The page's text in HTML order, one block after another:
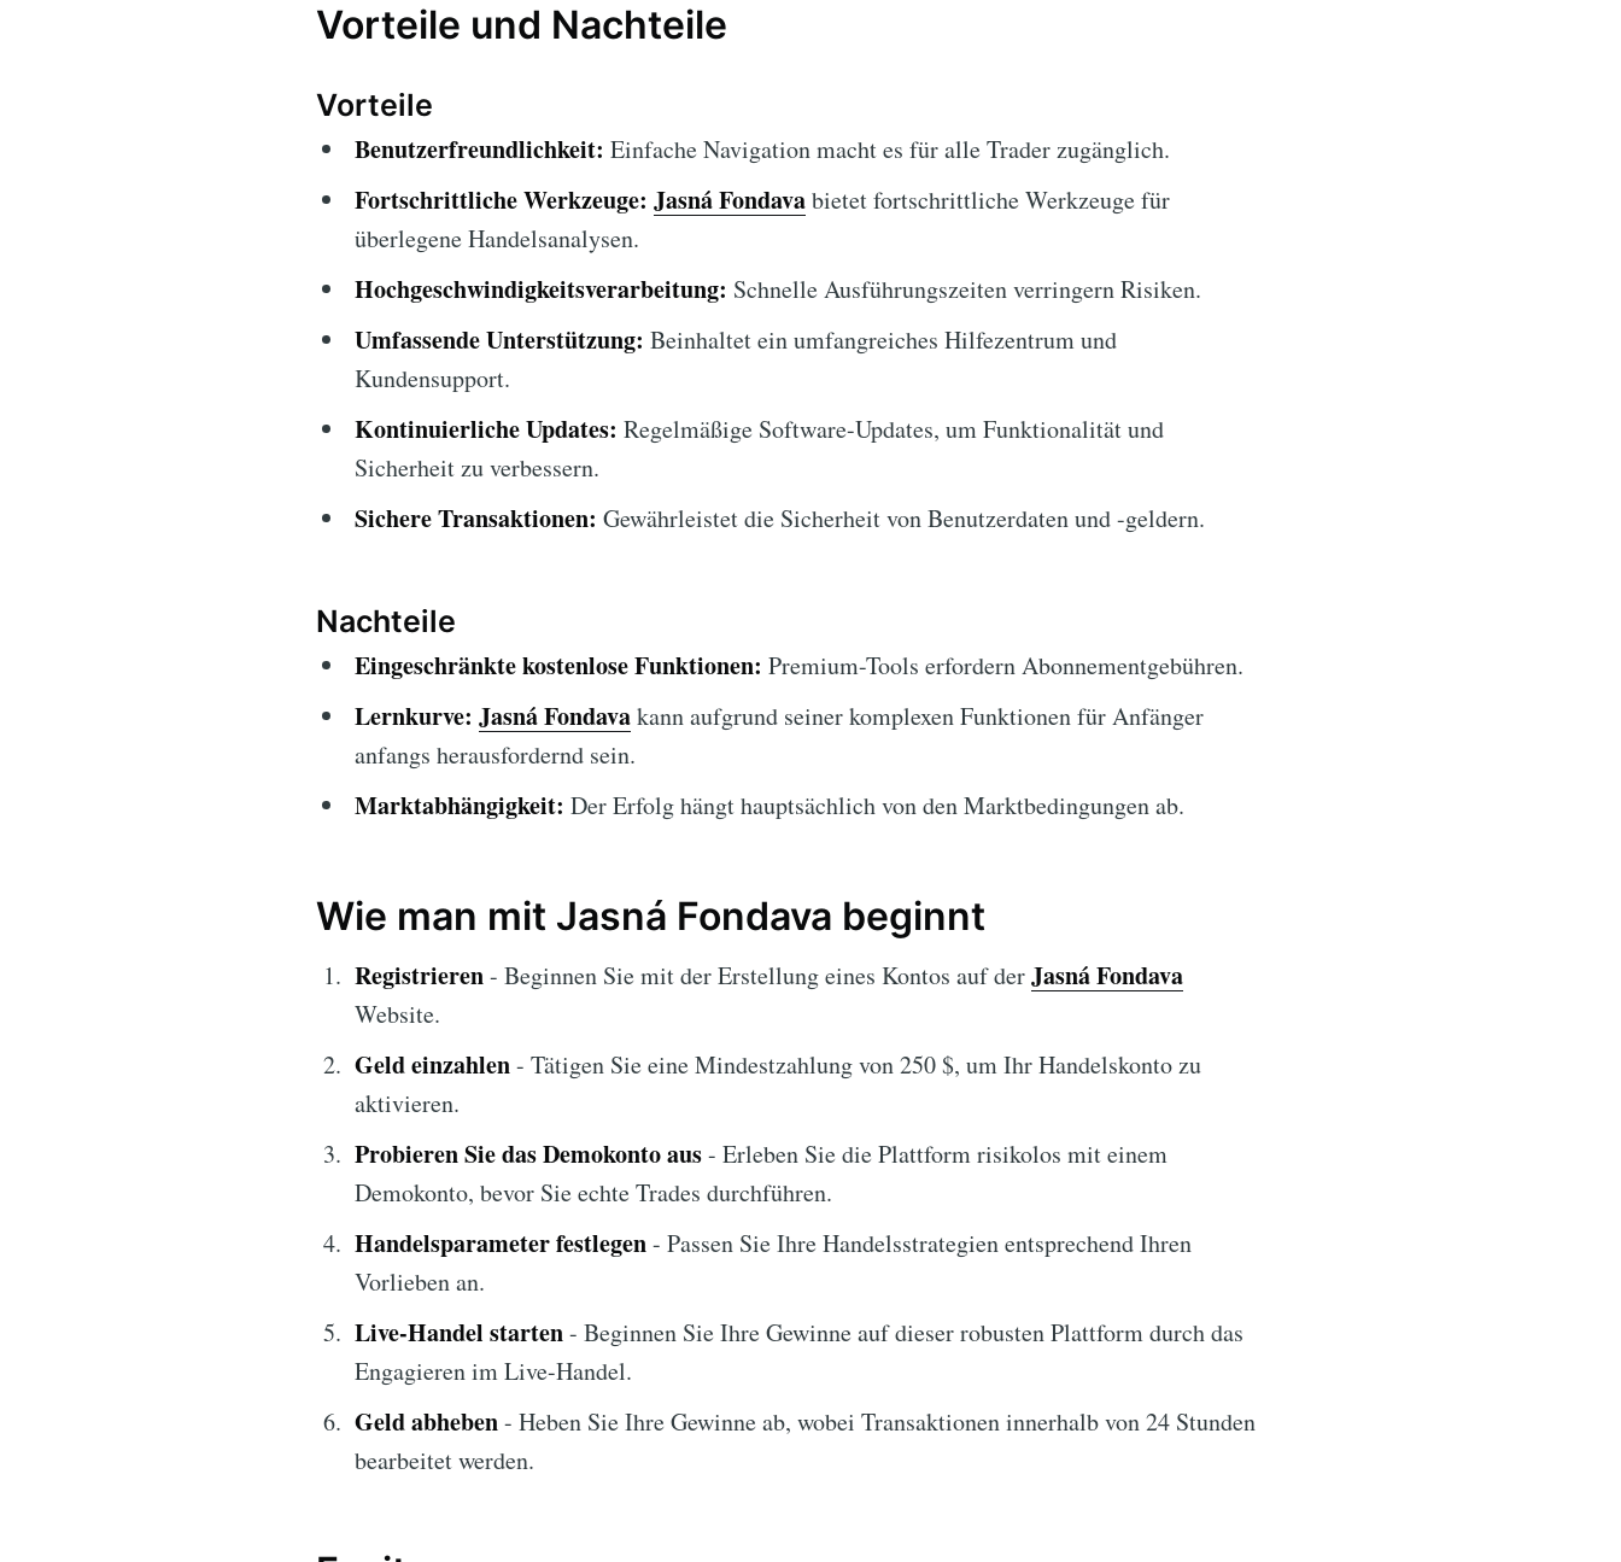
Vorteile und Nachteile
Vorteile
Benutzerfreundlichkeit: Einfache Navigation macht es für alle Trader zugänglich.
Fortschrittliche Werkzeuge: Jasná Fondavabietet fortschrittliche Werkzeuge für
überlegene Handelsanalysen.
Hochgeschwindigkeitsverarbeitung: Schnelle Ausführungszeiten verringern Risiken.
Umfassende Unterstützung: Beinhaltet ein umfangreiches Hilfezentrum und
Kundensupport.
Kontinuierliche Updates: Regelmäßige Software-Updates, um Funktionalität und
Sicherheit zu verbessern.
Sichere Transaktionen: Gewährleistet die Sicherheit von Benutzerdaten und -geldern.
Nachteile
Eingeschränkte kostenlose Funktionen: Premium-Tools erfordern Abonnementgebühren.
Lernkurve: Jasná Fondavakann aufgrund seiner komplexen Funktionen für Anfänger
anfangs herausfordernd sein.
Marktabhängigkeit: Der Erfolg hängt hauptsächlich von den Marktbedingungen ab.
Wie man mit Jasná Fondava beginnt
Registrieren- Beginnen Sie mit der Erstellung eines Kontos auf derJasná Fondava
Website.
Geld einzahlen- Tätigen Sie eine Mindestzahlung von 250 $, um Ihr Handelskonto zu
aktivieren.
Probieren Sie das Demokonto aus- Erleben Sie die Plattform risikolos mit einem
Demokonto, bevor Sie echte Trades durchführen.
Handelsparameter festlegen- Passen Sie Ihre Handelsstrategien entsprechend Ihren
Vorlieben an.
Live-Handel starten- Beginnen Sie Ihre Gewinne auf dieser robusten Plattform durch das
Engagieren im Live-Handel.
Geld abheben- Heben Sie Ihre Gewinne ab, wobei Transaktionen innerhalb von 24 Stunden
bearbeitet werden.